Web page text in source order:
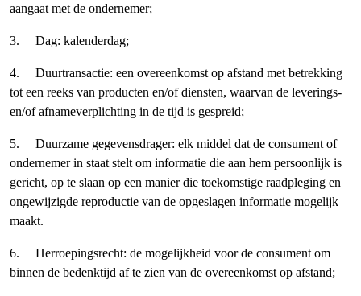
aangaat met de ondernemer;
3. Dag: kalenderdag;
4. Duurtransactie: een overeenkomst op afstand met betrekking
tot een reeks van producten en/of diensten, waarvan de leverings-
en/of afnameverplichting in de tijd is gespreid;
5. Duurzame gegevensdrager: elk middel dat de consument of
ondernemer in staat stelt om informatie die aan hem persoonlijk is
gericht, op te slaan op een manier die toekomstige raadpleging en
ongewijzigde reproductie van de opgeslagen informatie mogelijk
maakt.
6. Herroepingsrecht: de mogelijkheid voor de consument om
binnen de bedenktijd af te zien van de overeenkomst op afstand;